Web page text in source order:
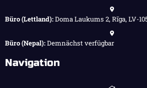
Büro (Lettland):Doma Laukums 2, Rīga, LV-
Büro (Nepal):Demnächst verfügbar
Navigation